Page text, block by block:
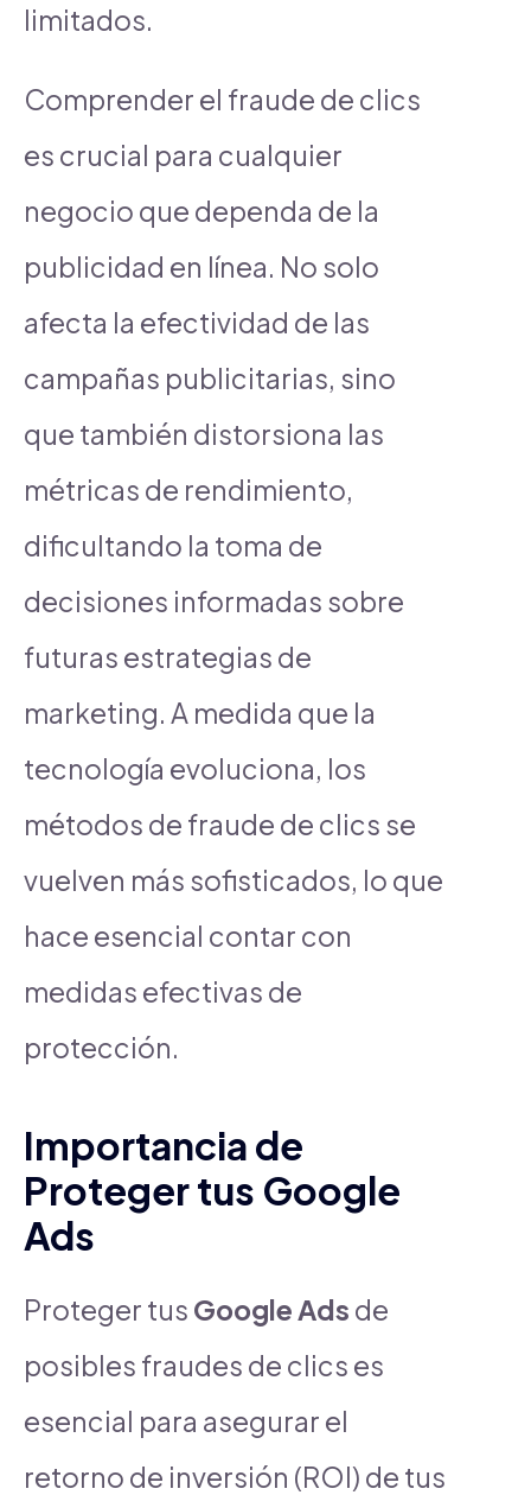
limitados.
Comprender el fraude de clics
es crucial para cualquier
negocio que dependa de la
publicidad en línea. No solo
afecta la efectividad de las
campañas publicitarias, sino
que también distorsiona las
métricas de rendimiento,
dificultando la toma de
decisiones informadas sobre
futuras estrategias de
marketing. A medida que la
tecnología evoluciona, los
métodos de fraude de clics se
vuelven más sofisticados, lo que
hace esencial contar con
medidas efectivas de
protección.
Importancia de
Proteger tus Google
Ads
Proteger tus Google Ads de
posibles fraudes de clics es
esencial para asegurar el
retorno de inversión (ROI) de tus